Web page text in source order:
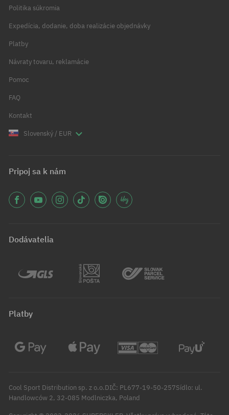
Politika súkromia
Expedícia, dodanie, doba realizácie objednávky
Platby
Návraty tovaru, reklamácie
Pomoc
FAQ
Kontakt
Slovenský / EUR
Pripoj sa k nám
Dodávatelia
Platby
Cool Sport Distribution sp. z o.o.DIČ: PL677-19-50-257Sídlo: ul.
Handlowców 2, 32-085 Modlniczka, Poland